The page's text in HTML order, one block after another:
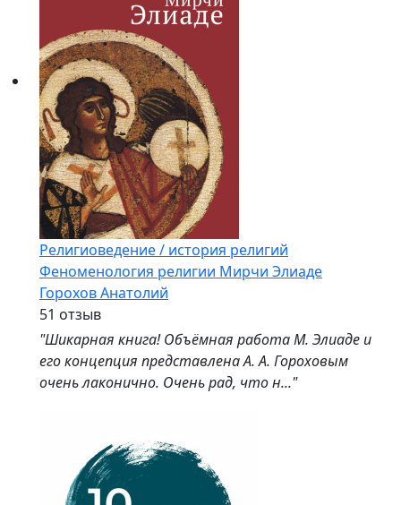
Религиоведение / история религий
Феноменология религии Мирчи Элиаде
Горохов Анатолий
51 отзыв
"Шикарная книга! Объёмная работа М. Элиаде и
его концепция представлена А. А. Гороховым
очень лаконично. Очень рад, что н..."